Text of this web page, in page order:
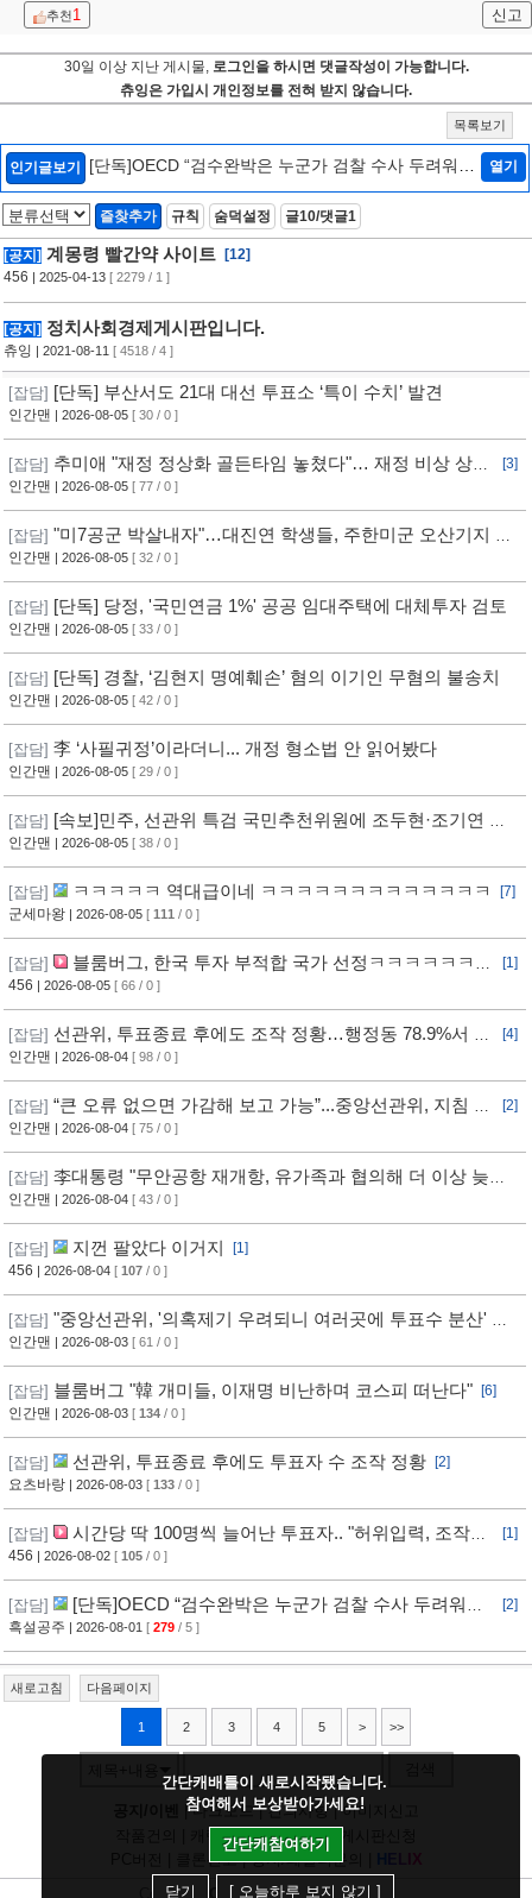
추천1 신고
30일 이상 지난 게시물, 로그인을 하시면 댓글작성이 가능합니다.
츄잉은 가입시 개인정보를 전혀 받지 않습니다.
목록보기
인기글보기
[단독]OECD “검수완박은 누군가 검찰 수사 두려워하
는 것…韓정부에 엄중 경고안 낼 수도”[인터뷰/법조
Zoom In] [2]
열기
즐찾추가 규칙 숨덕설정 글10/댓글1
[공지] 계몽령 빨간약 사이트
[12]
456 | 2025-04-13 [ 2279 / 1 ]
[공지] 정치사회경제게시판입니다.
츄잉 | 2021-08-11 [ 4518 / 4 ]
[잡담] [단독] 부산서도 21대 대선 투표소 ‘특이 수치’ 발견
인간맨 | 2026-08-05 [ 30 / 0 ]
[잡담] 추미애 "재정 정상화 골든타임 놓쳤다"… 재정 비상 상황
선언
[3]
인간맨 | 2026-08-05 [ 77 / 0 ]
[잡담] "미7공군 박살내자"…대진연 학생들, 주한미군 오산기지 무
단침입 [영상]
인간맨 | 2026-08-05 [ 32 / 0 ]
[잡담] [단독] 당정, '국민연금 1%' 공공 임대주택에 대체투자 검토
인간맨 | 2026-08-05 [ 33 / 0 ]
[잡담] [단독] 경찰, ‘김현지 명예훼손’ 혐의 이기인 무혐의 불송치
인간맨 | 2026-08-05 [ 42 / 0 ]
[잡담] 李 ‘사필귀정’이라더니... 개정 형소법 안 읽어봤다
인간맨 | 2026-08-05 [ 29 / 0 ]
[잡담] [속보]민주, 선관위 특검 국민추천위원에 조두현·조기연 변
호사, 하상응 교수 추천
인간맨 | 2026-08-05 [ 38 / 0 ]
[잡담] ㅋㅋㅋㅋㅋ 역대급이네 ㅋㅋㅋㅋㅋㅋㅋㅋㅋㅋㅋㅋㅋ
[7]
군세마왕 | 2026-08-05 [ 111 / 0 ]
[잡담]
블룸버그, 한국 투자 부적합 국가 선정ㅋㅋㅋㅋㅋㅋㅋ
ㅋㅋㅋ
[1]
456 | 2026-08-05 [ 66 / 0 ]
[잡담] 선관위, 투표종료 후에도 조작 정황…행정동 78.9%서 오
차 발생
[4]
인간맨 | 2026-08-04 [ 98 / 0 ]
[잡담] “큰 오류 없으면 가감해 보고 가능”...중앙선관위, 지침 정
황
[2]
인간맨 | 2026-08-04 [ 75 / 0 ]
[잡담] 李대통령 "무안공항 재개항, 유가족과 협의해 더 이상 늦추
지 말아야"
인간맨 | 2026-08-04 [ 43 / 0 ]
[잡담] 지껀 팔았다 이거지
[1]
456 | 2026-08-04 [ 107 / 0 ]
[잡담] "중앙선관위, '의혹제기 우려되니 여러곳에 투표수 분산' 지
침"
인간맨 | 2026-08-03 [ 61 / 0 ]
[잡담] 블룸버그 "韓 개미들, 이재명 비난하며 코스피 떠난다"
[6]
인간맨 | 2026-08-03 [ 134 / 0 ]
[잡담] 선관위, 투표종료 후에도 투표자 수 조작 정황
[2]
요츠바랑 | 2026-08-03 [ 133 / 0 ]
[잡담]
시간당 딱 100명씩 늘어난 투표자.. "허위입력, 조작은
아냐"?
[1]
456 | 2026-08-02 [ 105 / 0 ]
[잡담]
[단독]OECD “검수완박은 누군가 검찰 수사 두려워하
는 것…韓정부에 엄중 경고안 낼 수도”[인터뷰/법조 Zoom In]
[2]
흑설공주 | 2026-08-01 [ 279 / 5 ]
새로고침 다음페이지
1 2 3 4 5 > >>
|다크모드|건의사항|이미지신고
캐릭건의|기타디비|
클론신고|정지/패널티문의 H
X
Copyright
CHUINGCommunications.
간단캐배틀이 새로시작됐습니다.
참여해서 보상받아가세요!
간단캐참여하기
닫기 [ 오늘하루 보지 않기 ]